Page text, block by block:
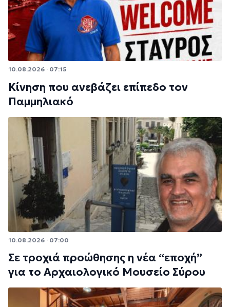
10.08.2026 · 07:15
Κίνηση που ανεβάζει επίπεδο τον
Παμμηλιακό
10.08.2026 · 07:00
Σε τροχιά προώθησης η νέα “εποχή”
για το Αρχαιολογικό Μουσείο Σύρου